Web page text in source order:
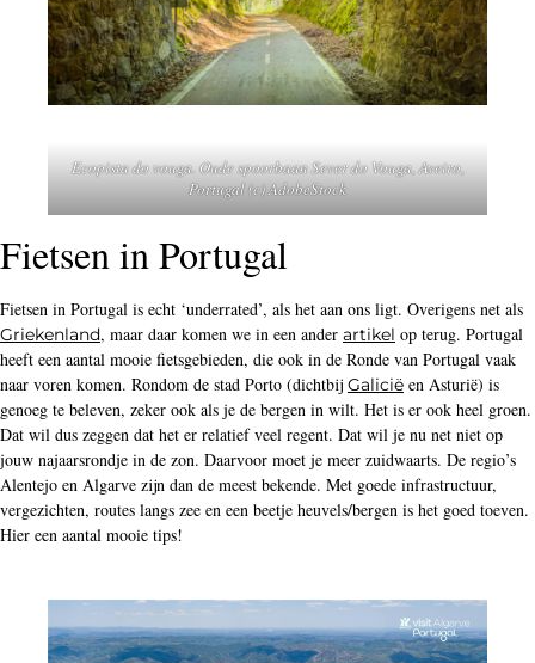
Ecopista do vouga. Oude spoorbaan Sever do Vouga, Aveiro,
Portugal (c) AdobeStock
Fietsen in Portugal
Fietsen in Portugal is echt ‘underrated’, als het aan ons ligt. Overigens net als
Griekenland, maar daar komen we in een ander artikel op terug. Portugal
heeft een aantal mooie fietsgebieden, die ook in de Ronde van Portugal vaak
naar voren komen. Rondom de stad Porto (dichtbij Galicië en Asturië) is
genoeg te beleven, zeker ook als je de bergen in wilt. Het is er ook heel groen.
Dat wil dus zeggen dat het er relatief veel regent. Dat wil je nu net niet op
jouw najaarsrondje in de zon. Daarvoor moet je meer zuidwaarts. De regio’s
Alentejo en Algarve zijn dan de meest bekende. Met goede infrastructuur,
vergezichten, routes langs zee en een beetje heuvels/bergen is het goed toeven.
Hier een aantal mooie tips!